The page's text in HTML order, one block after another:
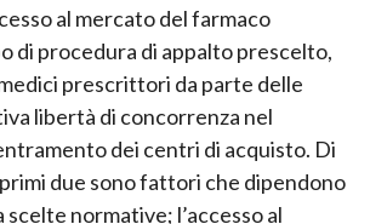
al mercato del farmaco
di procedura di appalto prescelto,
prescrittori da parte delle
libertà di concorrenza nel
dei centri di acquisto. Di
due sono fattori che dipendono
normative; l’accesso al